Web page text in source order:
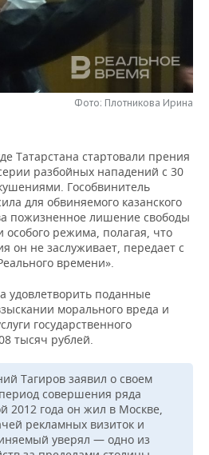
Фото: Плотникова Ирина
Татарстана стартовали прения
разбойных нападений с 30
Гособвинитель
для обвиняемого казанского
пожизненное лишение свободы
режима, полагая, что
он не заслуживает, передает с
времени».
удовлетворить поданные
морального вреда и
государственного
тысяч рублей.
Тагиров заявил о своем
совершения ряда
2012 года он жил в Москве,
рекламных визиток и
уверял — одно из